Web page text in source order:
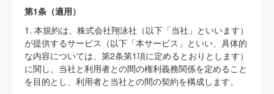
第1条（適用）
1. 本規約は、株式会社翔泳社（以下「当社」といいます）
が提供するサービス（以下「本サービス」といい、具体的
な内容については、第2条第1項に定めるとおりとします）
に関し、当社と利用者との間の権利義務関係を定めること
を目的とし、利用者と当社との間の契約を構成します。